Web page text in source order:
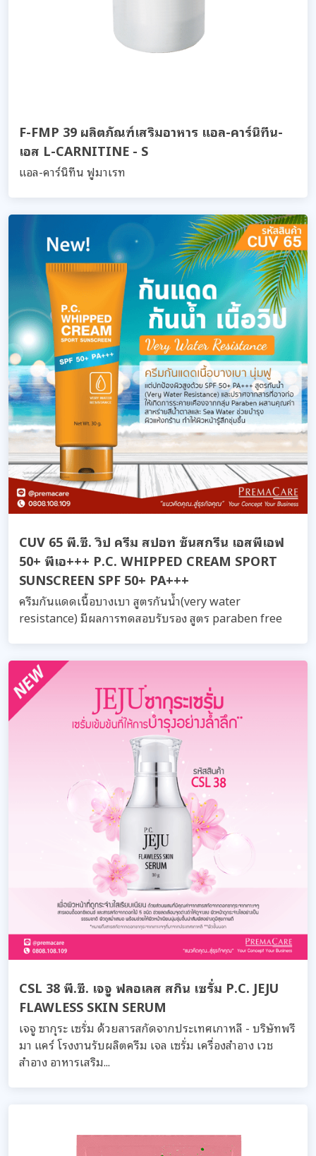
F-FMP 39 ผลิตภัณฑ์เสริมอาหาร แอล-คาร์นิทีน-
เอส L-CARNITINE - S
แอล-คาร์นิทีน ฟูมาเรท
CUV 65 พี.ซี. วิป ครีม สปอท ซันสกรีน เอสพีเอฟ
50+ พีเอ+++ P.C. WHIPPED CREAM SPORT
SUNSCREEN SPF 50+ PA+++
ครีมกันแดดเนื้อบางเบา สูตรกันน้ำ(very water
resistance) มีผลการทดสอบรับรอง สูตร paraben free
CSL 38 พี.ซี. เจจู ฟลอเลส สกิน เซรั่ม P.C. JEJU
FLAWLESS SKIN SERUM
เจจู ซากุระ เซรั่ม ด้วยสารสกัดจากประเทศเกาหลี - บริษัทพรี
มา แคร์ โรงงานรับผลิตครีม เจล เซรั่ม เครื่องสำอาง เวช
สำอาง อาหารเสริม...